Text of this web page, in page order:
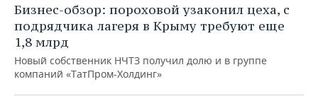
Бизнес-обзор: пороховой узаконил цеха, с
подрядчика лагеря в Крыму требуют еще
1,8 млрд
Новый собственник НЧТЗ получил долю и в группе
компаний «ТатПром-Холдинг»